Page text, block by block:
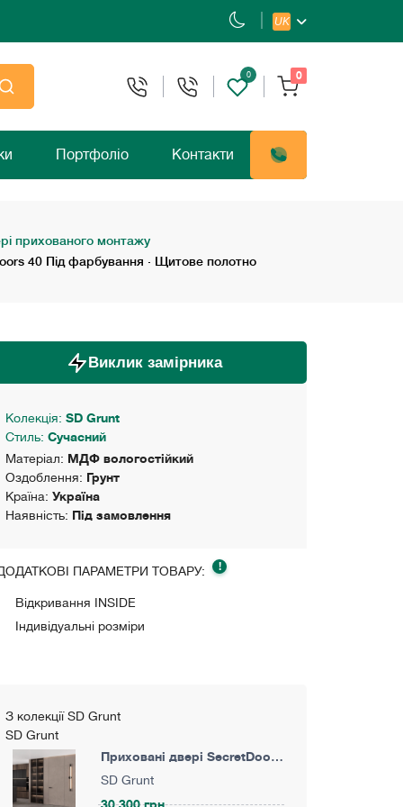
UK
0 0
Портфоліо Контакти
прихованого монтажу
40 Під фарбування · Щитове полотно
Виклик замірника
Колекція: SD Grunt
Стиль: Сучасний
Матеріал: МДФ вологостійкий
Оздоблення: Грунт
Країна: Україна
Наявність: Під замовлення
ПАРАМЕТРИ ТОВАРУ: !
Відкривання INSIDE
Індивідуальні розміри
З колекції SD Grunt
SD Grunt
Приховані двері SecretDoors
40 Під фарбування ·
SD Grunt